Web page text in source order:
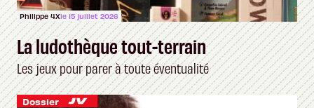
Philippe 4Xle 15 juillet 2026
La ludothèque tout-terrain
Les jeux pour parer à toute éventualité
Dossier